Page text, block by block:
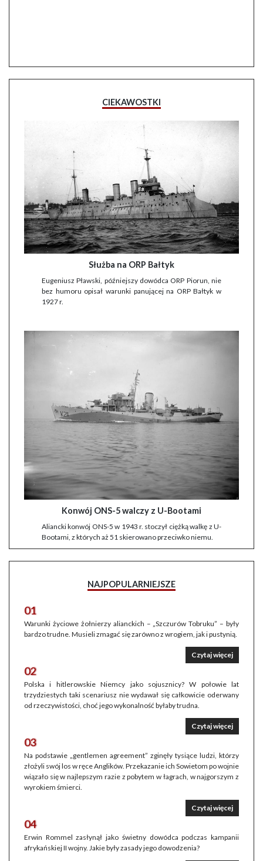
CIEKAWOSTKI
Służba na ORP Bałtyk
Eugeniusz Pławski, późniejszy dowódca ORP Piorun, nie
bez humoru opisał warunki panującej na ORP Bałtyk w
1927 r.
Konwój ONS-5 walczy z U-Bootami
Aliancki konwój ONS-5 w 1943 r. stoczył ciężką walkę z U-
Bootami, z których aż 51 skierowano przeciwko niemu.
NAJPOPULARNIEJSZE
01
Warunki życiowe żołnierzy alianckich – „Szczurów Tobruku” – były
bardzo trudne. Musieli zmagać się zarówno z wrogiem, jak i pustynią.
Czytaj więcej
02
Polska i hitlerowskie Niemcy jako sojusznicy? W połowie lat
trzydziestych taki scenariusz nie wydawał się całkowicie oderwany
od rzeczywistości, choć jego wykonalność byłaby trudna.
Czytaj więcej
03
Na podstawie „gentlemen agreement” zginęły tysiące ludzi, którzy
złożyli swój los w ręce Anglików. Przekazanie ich Sowietom po wojnie
wiązało się w najlepszym razie z pobytem w łagrach, w najgorszym z
wyrokiem śmierci.
Czytaj więcej
04
Erwin Rommel zasłynął jako świetny dowódca podczas kampanii
afrykańskiej II wojny. Jakie były zasady jego dowodzenia?